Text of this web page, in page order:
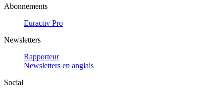
Abonnements
Euractiv Pro
Newsletters
Rapporteur
Newsletters en anglais
Social